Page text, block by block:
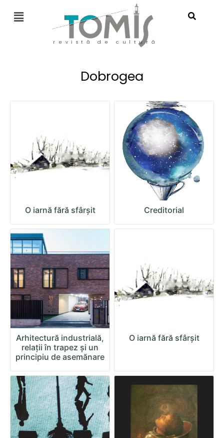
revistă de cultură
Dobrogea
O iarnă fără sfârșit Creditorial
Arhitectură industrială,
relații în trapez și un
principiu de asemănare
O iarnă fără sfârșit